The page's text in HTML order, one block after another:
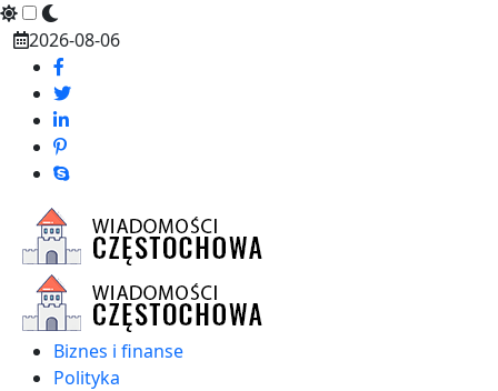
Skip
content
2026-08-06
Biznes i finanse
Polityka